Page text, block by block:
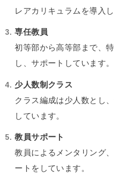
レアカリキュラムを導入し
専任教員
初等部から高等部まで、
し、サポートしています。
少人数制クラス
クラス編成は少人数とし
しています。
教員サポート
教員によるメンタリング
ートをしています。